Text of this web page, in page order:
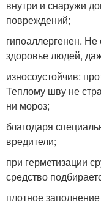
внутри и снаружи
повреждений;
гипоаллергенен.
здоровье людей,
износоустойчив:
Теплому шву не
ни мороз;
благодаря
вредители;
при герметизации
средство
плотное